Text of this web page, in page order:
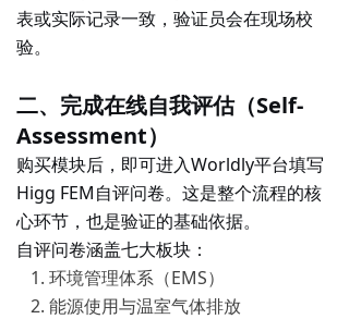
表或实际记录一致，验证员会在现场校
验。
二、完成在线自我评估（Self-
Assessment）
购买模块后，即可进入Worldly平台填写
Higg FEM自评问卷。这是整个流程的核
心环节，也是验证的基础依据。
自评问卷涵盖七大板块：
环境管理体系（EMS）
能源使用与温室气体排放